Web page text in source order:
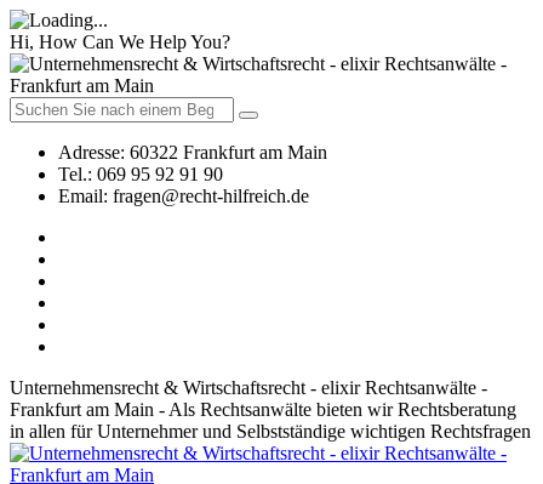
Hi, How Can We Help You?
Adresse: 60322 Frankfurt am Main
Tel.: 069 95 92 91 90
Email: fragen@recht-hilfreich.de
Unternehmensrecht & Wirtschaftsrecht - elixir Rechtsanwälte -
Frankfurt am Main - Als Rechtsanwälte bieten wir Rechtsberatung
in allen für Unternehmer und Selbstständige wichtigen Rechtsfragen